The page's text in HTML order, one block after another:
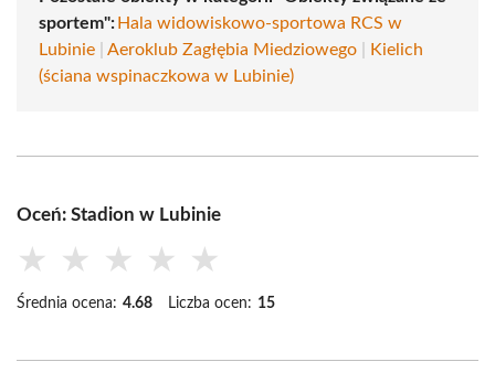
sportem": Hala widowiskowo-sportowa RCS w
Lubinie
Aeroklub Zagłębia Miedziowego
Kielich
(ściana wspinaczkowa w Lubinie)
Oceń: Stadion w Lubinie
★ ★ ★ ★ ★
Średnia ocena: 4.68 Liczba ocen: 15